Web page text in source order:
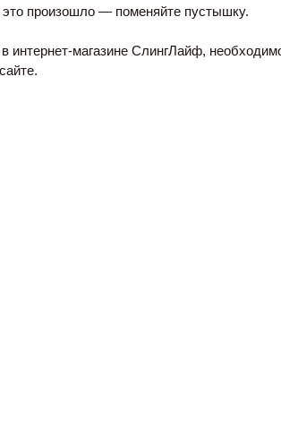
произошло — поменяйте пустышку.
в интернет-магазине СлингЛайф,